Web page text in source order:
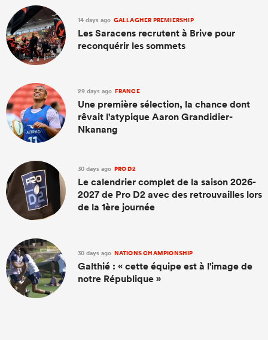
14 days ago GALLAGHER PREMIERSHIP
Les Saracens recrutent à Brive pour
reconquérir les sommets
29 days ago FRANCE
Une première sélection, la chance dont
rêvait l'atypique Aaron Grandidier-
Nkanang
30 days ago PRO D2
Le calendrier complet de la saison 2026-
2027 de Pro D2 avec des retrouvailles lors
de la 1ère journée
30 days ago NATIONS CHAMPIONSHIP
Galthié : « cette équipe est à l'image de
notre République »